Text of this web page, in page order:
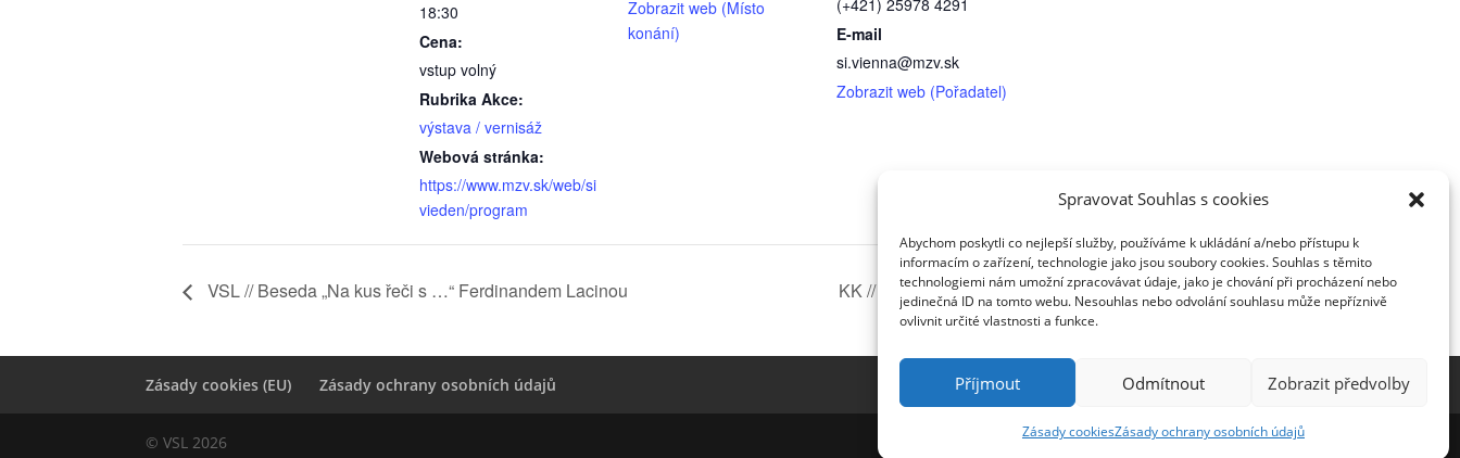
Spravovat Souhlas s cookies
Abychom poskytli co nejlepší služby, používáme k ukládání a/nebo přístupu k
informacím o zařízení, technologie jako jsou soubory cookies. Souhlas s těmito
technologiemi nám umožní zpracovávat údaje, jako je chování při procházení nebo
jedinečná ID na tomto webu. Nesouhlas nebo odvolání souhlasu může nepříznivě
ovlivnit určité vlastnosti a funkce.
Příjmout Odmítnout Zobrazit předvolby
Zásady cookiesZásady ochrany osobních údajů
18:30
Cena:
vstup volný
Rubrika Akce:
výstava / vernisáž
Webová stránka:
https://www.mzv.sk/web/si
vieden/program
Zobrazit web (Místo
konání)
(+421) 25978 4291
E-mail
si.vienna@mzv.sk
Zobrazit web (Pořadatel)
VSL // Beseda „Na kus řeči s …“ Ferdinandem Lacinou KK // Vernisáž 3 výstav v muzeu 3. vídeňského okresu
Zásady cookies (EU) Zásady ochrany osobních údajů
© VSL 2026